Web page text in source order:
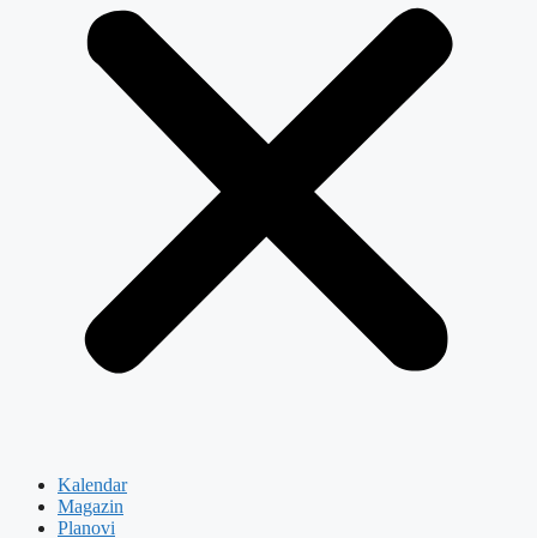
Kalendar
Magazin
Planovi